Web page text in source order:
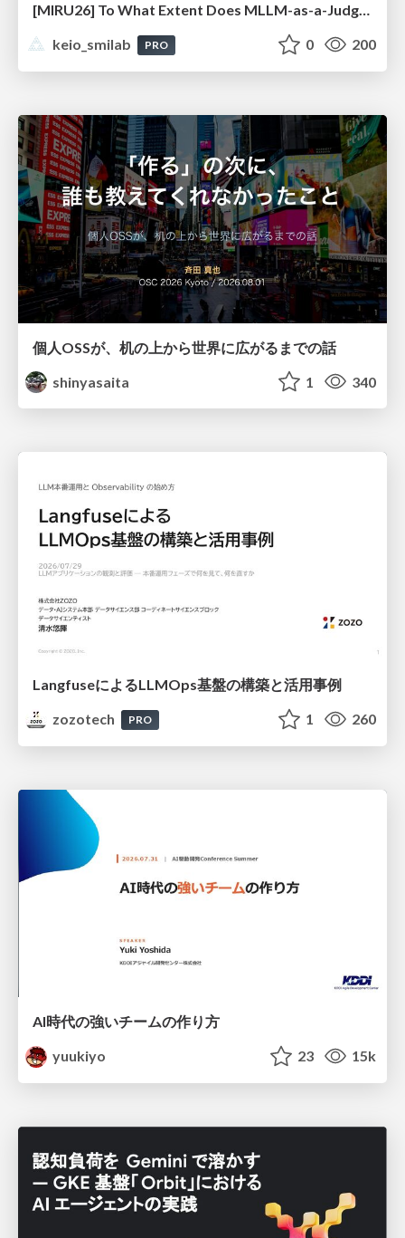
[MIRU26] To What Extent Does MLLM-as-a-Judge Exhibit Cross-Model Preference Bias?
keio_smilab
PRO 0 200
個人OSSが、机の上から世界に広がるまでの話
shinyasaita
1 340
LangfuseによるLLMOps基盤の構築と活用事例
zozotech
PRO 1 260
AI時代の強いチームの作り方
yuukiyo
23 15k